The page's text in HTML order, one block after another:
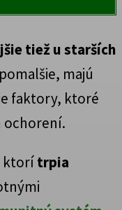
tiež u starších
majú
faktory, ktoré
ochorení.
ktorítrpia